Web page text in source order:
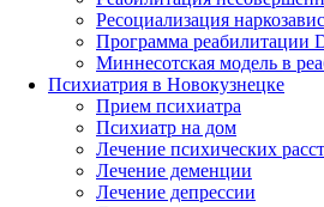
Ресоциализация
Программа реабилитации
Миннесотская модель в
Психиатрия в Новокузнецке
Прием психиатра
Психиатр на дом
Лечение психических
Лечение деменции
Лечение депрессии